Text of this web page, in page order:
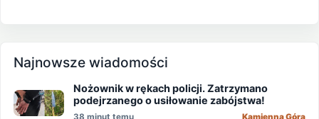
Najnowsze wiadomości
Nożownik w rękach policji. Zatrzymano
podejrzanego o usiłowanie zabójstwa!